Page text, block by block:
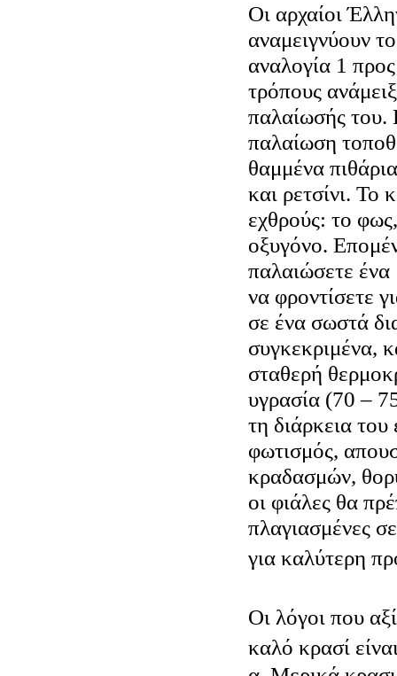
Οι αρχαίοι
αναμειγνύουν
αναλογία 1
τρόπους
παλαίωσής του.
παλαίωση
θαμμένα
και ρετσίνι. Το
εχθρούς: το
οξυγόνο.
παλαιώσετε ένα
να φροντίσετε
σε ένα σωστά
συγκεκριμένα,
σταθερή
υγρασία (70 –
τη διάρκεια
φωτισμός,
κραδασμών,
οι φιάλες θα
πλαγιασμένες
για καλύτερη
Οι λόγοι που
καλό κρασί